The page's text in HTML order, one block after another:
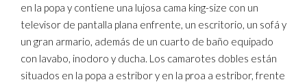
en la popa y contiene una lujosa cama king-size con un
televisor de pantalla plana enfrente, un escritorio, un sofá y
un gran armario, además de un cuarto de baño equipado
con lavabo, inodoro y ducha. Los camarotes dobles están
situados en la popa a estribor y en la proa a estribor, frente